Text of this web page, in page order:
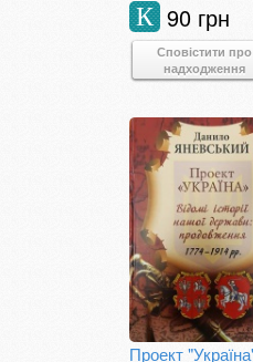
90 грн
К
Сповістити про
надходження